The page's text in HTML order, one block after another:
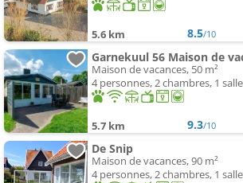
5.6 km 8.5/10
Garnekuul 56 Maison de
Maison de vacances, 50 m²
4 personnes, 2 chambres, 1
5.7 km 9.3/10
De Snip
Maison de vacances, 90 m²
4 personnes, 2 chambres, 1